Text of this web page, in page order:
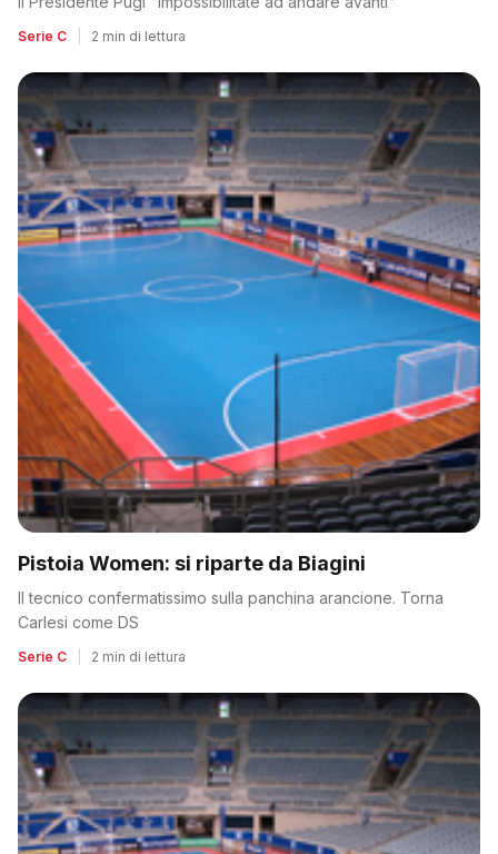
Serie C 2 min di lettura
Pistoia Women: si riparte da Biagini
Il tecnico confermatissimo sulla panchina arancione. Torna
Carlesi come DS
Serie C 2 min di lettura